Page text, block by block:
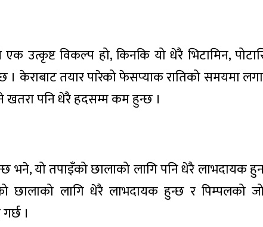
उत्कृष्ट विकल्प हो, किनकि यो धेरै भिटामिन,
। केराबाट तयार पारेको फेसप्याक रातिको समयमा
खतरा पनि धेरै हदसम्म कम हुन्छ ।
भने, यो तपाइँको छालाको लागि पनि धेरै
छालाको लागि धेरै लाभदायक हुन्छ र पिम्पलको
।